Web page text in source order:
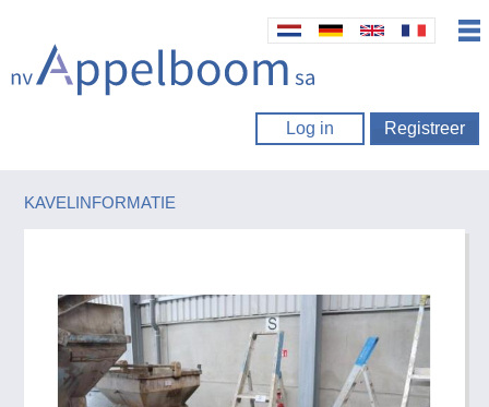
Log in Registreer
KAVELINFORMATIE